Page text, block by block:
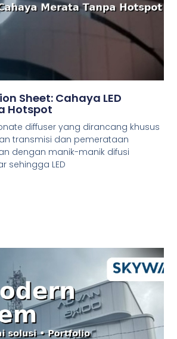
Sheet: Cahaya LED
Hotspot
diffuser yang dirancang khusus
transmisi dan pemerataan
dengan manik-manik difusi
sehingga LED